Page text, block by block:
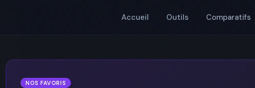
Accueil Outils Comparatifs
NOS FAVORIS